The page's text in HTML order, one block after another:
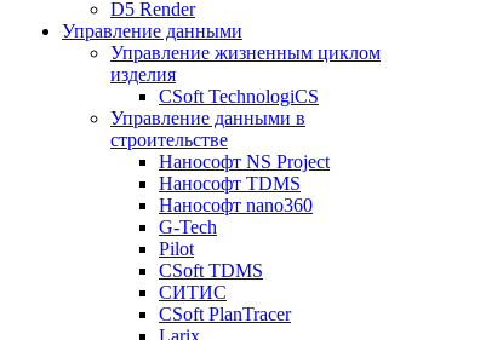
D5 Render
Управление данными
Управление жизненным циклом
изделия
CSoft TechnologiCS
Управление данными в
строительстве
Нанософт NS Project
Нанософт TDMS
Нанософт nano360
G-Tech
Pilot
CSoft TDMS
СИТИС
CSoft PlanTracer
Larix